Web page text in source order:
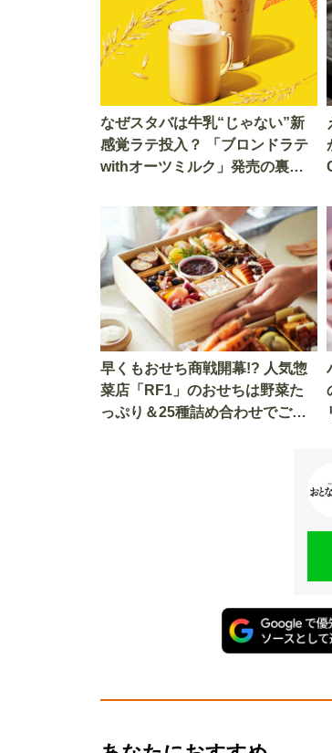
なぜスタバは牛乳“じゃない”新
感覚ラテ投入？ 「ブロンドラテ
withオーツミルク」発売の裏に
早くもおせち商戦開幕!? 人気惣
菜店「RF1」のおせちは野菜た
っぷり＆25種詰め合わせでごち